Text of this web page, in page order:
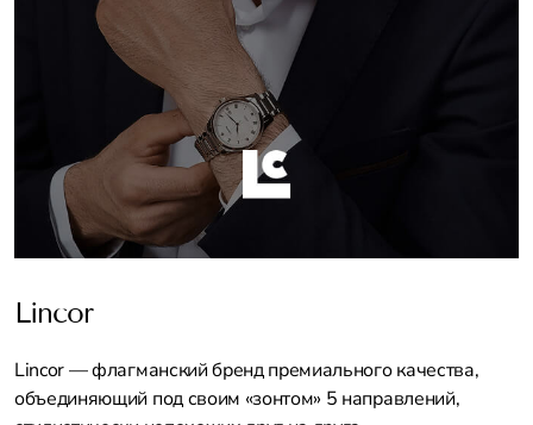
Lincor
Lincor — флагманский бренд премиального качества,
объединяющий под своим «зонтом» 5 направлений,